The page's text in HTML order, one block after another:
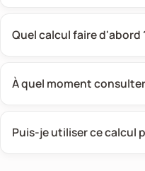
Quel calcul faire d'abord
À quel moment
Puis-je utiliser ce calcul